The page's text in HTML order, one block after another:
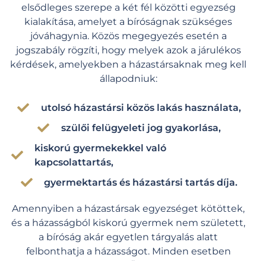
elsődleges szerepe a két fél közötti egyezség
kialakítása, amelyet a bíróságnak szükséges
jóváhagynia. Közös megegyezés esetén a
jogszabály rögzíti, hogy melyek azok a járulékos
kérdések, amelyekben a házastársaknak meg kell
állapodniuk:
utolsó házastársi közös lakás használata,
szülői felügyeleti jog gyakorlása,
kiskorú gyermekekkel való
kapcsolattartás,
gyermektartás és házastársi tartás díja.
Amennyiben a házastársak egyezséget kötöttek,
és a házasságból kiskorú gyermek nem született,
a bíróság akár egyetlen tárgyalás alatt
felbonthatja a házasságot. Minden esetben